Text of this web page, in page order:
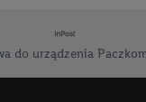
do urządzenia
się również w celu
oraz zapewnienia